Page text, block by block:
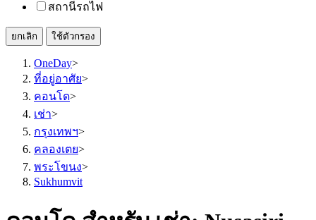
สถานีรถไฟ
ยกเลิก ใช้ตัวกรอง
OneDay>
ที่อยู่อาศัย>
คอนโด>
เช่า>
กรุงเทพฯ>
คลองเตย>
พระโขนง>
Sukhumvit